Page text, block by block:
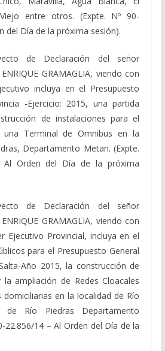
entre otros. (Expte. Nº 90-
del Día de la próxima sesión).
de Declaración del señor
GRAMAGLIA, viendo con
incluya en el Presupuesto
-Ejercicio: 2015, una partida
de instalaciones para el
una Terminal de Omnibus en la
Departamento Metan. (Expte.
Al Orden del Día de la próxima
de Declaración del señor
GRAMAGLIA, viendo con
Ejecutivo Provincial, incluya en el
para el Presupuesto General
Año 2015, la construcción de
la ampliación de Redes Cloacales
en la localidad de Río
de Río Piedras Departamento
22.856/14 – Al Orden del Día de la